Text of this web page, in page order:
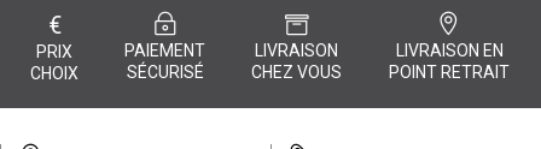
€
PRIX
CHOIX
PAIEMENT
SÉCURISÉ
LIVRAISON
CHEZ VOUS
LIVRAISON EN
POINT RETRAIT